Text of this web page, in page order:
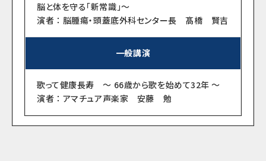
脳と体を守る「新常識」～
演者 ： 脳腫瘍・頭蓋底外科センター長 髙橋 賢吉
一般講演
歌って健康長寿 ～ 66歳から歌を始めて32年 ～
演者 ： アマチュア声楽家 安藤 勉